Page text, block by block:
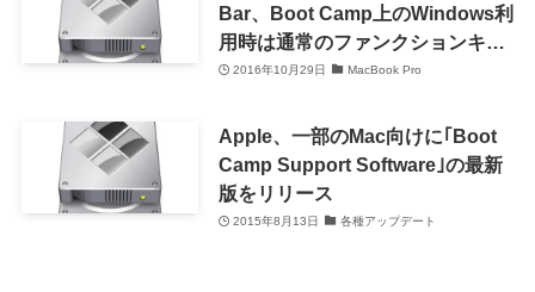
Bar、Boot Camp上のWindows利
用時は通常のファンクションキー
が表示される
2016年10月29日 MacBook Pro
Apple、一部のMac向けに｢Boot
Camp Support Software｣の最新
版をリリース
2015年8月13日 各種アップデート